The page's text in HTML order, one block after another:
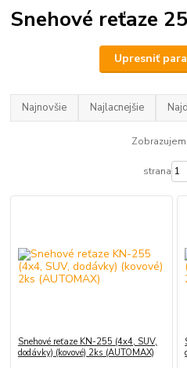
Snehové reťaze
Upresniť
Najnovšie Najlacnejšie
strana
Snehové reťaze KN-255 (4x4, SUV,
dodávky) (kovové) 2ks (AUTOMAX)